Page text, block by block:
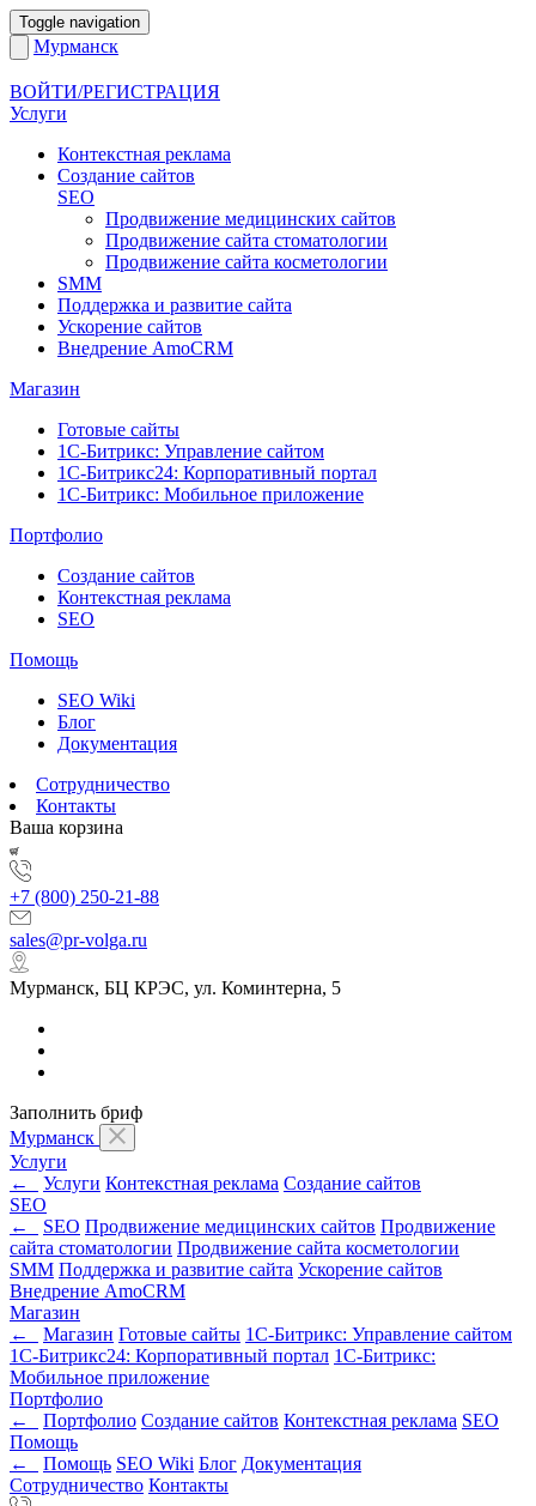
Toggle navigation
Мурманск
ВОЙТИ/РЕГИСТРАЦИЯ
Услуги
Контекстная реклама
Создание сайтов
SEO
Продвижение медицинских сайтов
Продвижение сайта стоматологии
Продвижение сайта косметологии
SMM
Поддержка и развитие сайта
Ускорение сайтов
Внедрение AmoCRM
Магазин
Готовые сайты
1С-Битрикс: Управление сайтом
1С-Битрикс24: Корпоративный портал
1С-Битрикс: Мобильное приложение
Портфолио
Создание сайтов
Контекстная реклама
SEO
Помощь
SEO Wiki
Блог
Документация
Сотрудничество
Контакты
Ваша корзина
+7 (800) 250-21-88
sales@pr-volga.ru
Мурманск, БЦ КРЭС, ул. Коминтерна, 5
Заполнить бриф
Мурманск
Услуги
←
Услуги Контекстная реклама Создание сайтов
SEO
←
SEO Продвижение медицинских сайтов Продвижение
сайта стоматологии Продвижение сайта косметологии
SMM Поддержка и развитие сайта Ускорение сайтов
Внедрение AmoCRM
Магазин
←
Магазин Готовые сайты 1С-Битрикс: Управление сайтом
1С-Битрикс24: Корпоративный портал 1С-Битрикс:
Мобильное приложение
Портфолио
←
Портфолио Создание сайтов Контекстная реклама SEO
Помощь
←
Помощь SEO Wiki Блог Документация
Сотрудничество Контакты